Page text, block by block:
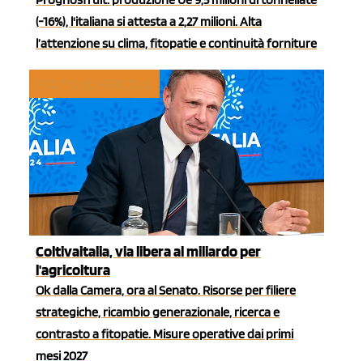
(-16%), l'italiana si attesta a 2,27 milioni. Alta
l’attenzione su clima, fitopatie e continuità forniture
Coltivaitalia, via libera al miliardo per
l'agricoltura
Ok dalla Camera, ora al Senato. Risorse per filiere
strategiche, ricambio generazionale, ricerca e
contrasto a fitopatie. Misure operative dai primi
mesi 2027